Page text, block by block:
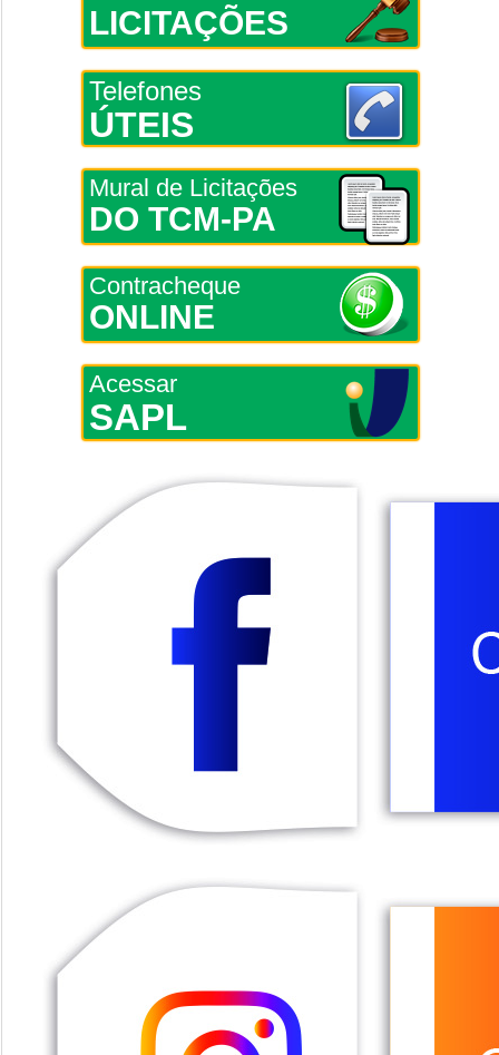
LICITAÇÕES
Telefones
ÚTEIS
Mural de Licitações
DO TCM-PA
Contracheque
ONLINE
Acessar
SAPL